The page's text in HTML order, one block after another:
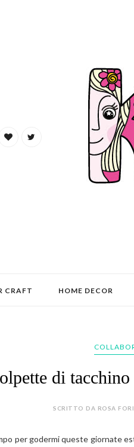
CRAFT HOME DECOR
di
SCRITTO DA ROSA
per godermi queste giornate